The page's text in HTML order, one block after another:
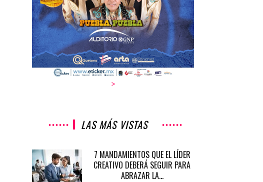
>
LAS MÁS VISTAS
7 MANDAMIENTOS QUE EL LÍDER
CREATIVO DEBERÁ SEGUIR PARA
ABRAZAR LA...